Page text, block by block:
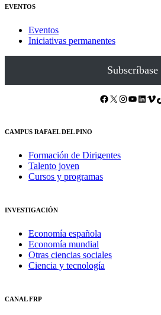
EVENTOS
Eventos
Iniciativas permanentes
Subscríbase
Facebook X Instagram YouTube LinkedIn Vimeo TikTok
CAMPUS RAFAEL DEL PINO
Formación de Dirigentes
Talento joven
Cursos y programas
INVESTIGACIÓN
Economía española
Economía mundial
Otras ciencias sociales
Ciencia y tecnología
CANAL FRP